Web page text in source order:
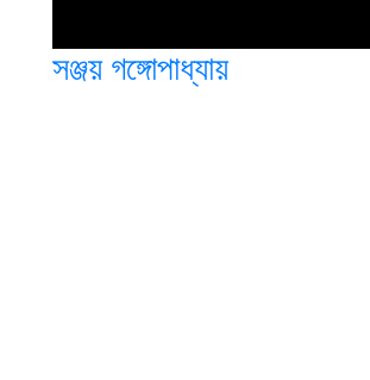
সঞ্জয় গঙ্গোপাধ্যায়